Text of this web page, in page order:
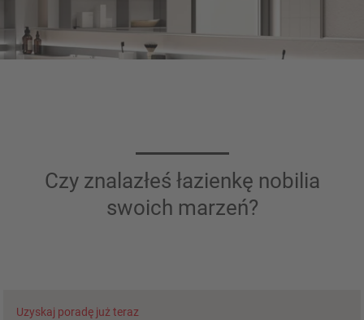
Czy znalazłeś łazienkę nobilia
swoich marzeń?
Uzyskaj poradę już teraz